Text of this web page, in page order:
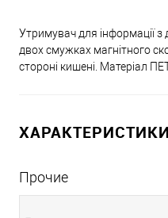
Утримувач для інформації
двох смужках магнітного
стороні кишені. Матеріал
Прочие